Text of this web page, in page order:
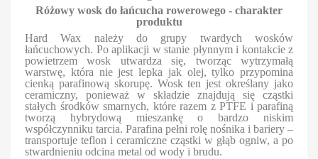
Różowy wosk do łańcucha rowerowego - charakter
produktu
Hard Wax należy do grupy twardych wosków
łańcuchowych. Po aplikacji w stanie płynnym i kontakcie z
powietrzem wosk utwardza się, tworząc wytrzymałą
warstwę, która nie jest lepka jak olej, tylko przypomina
cienką parafinową skorupę. Wosk ten jest określany jako
ceramiczny, ponieważ w składzie znajdują się cząstki
stałych środków smarnych, które razem z PTFE i parafiną
tworzą hybrydową mieszankę o bardzo niskim
współczynniku tarcia. Parafina pełni rolę nośnika i bariery –
transportuje teflon i ceramiczne cząstki w głąb ogniw, a po
stwardnieniu odcina metal od wody i brudu.